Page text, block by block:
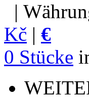
|
Kč | €
0 Stücke